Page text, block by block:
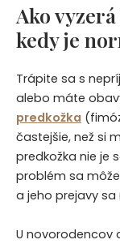
Ako
kedy je
Trápite sa s
alebo máte
predkožka
častejšie, než si
predkožka nie je
problém sa
a jeho prejavy sa
U novorodencov